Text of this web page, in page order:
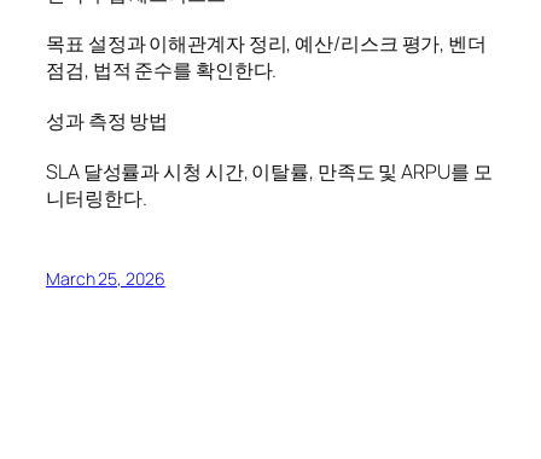
목표 설정과 이해관계자 정리, 예산/리스크 평가, 벤더
점검, 법적 준수를 확인한다.
성과 측정 방법
SLA 달성률과 시청 시간, 이탈률, 만족도 및 ARPU를 모
니터링한다.
March 25, 2026